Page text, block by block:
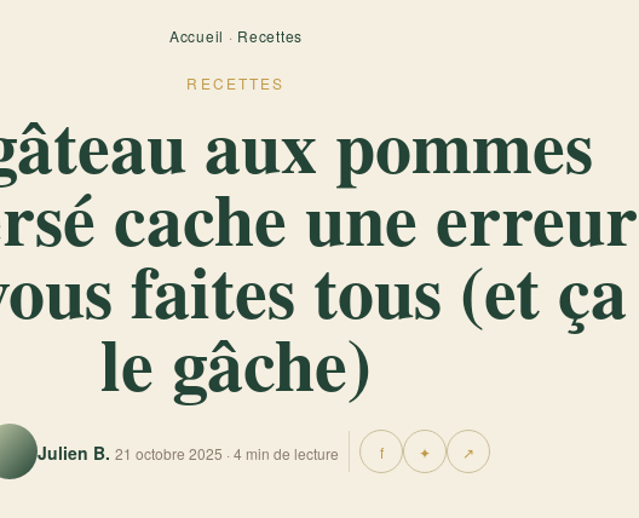
Accueil · Recettes
RECETTES
aux pommes
cache une erreur
faites tous (et ça
le gâche)
Julien B. 21 octobre 2025 · 4 min de lecture f ✦ ↗